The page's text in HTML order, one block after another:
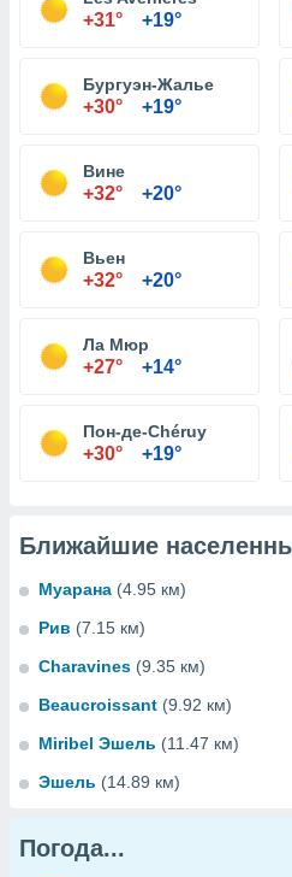
+31° +19°
Бургуэн-Жалье
+30° +19°
Вине
+32° +20°
Вьен
+32° +20°
Ла Мюр
+27° +14°
Пон-де-Chéruy
+30° +19°
Ближайшие
Муарана (4.95 км)
Рив (7.15 км)
Charavines (9.35 км)
Beaucroissant (9.92 км)
Miribel Эшель (11.47 км)
Эшель (14.89 км)
Погода...